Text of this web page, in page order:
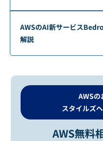
AWSのAI新サービス
解説
AWSの
スタイルズ
AWS無料